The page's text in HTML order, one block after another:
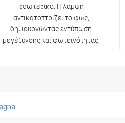
εσωτερικό. Η λάμψη
αντικατοπτρίζει το φως,
δημιουργώντας εντύπωση
μεγέθυνσης και φωτεινότητας.